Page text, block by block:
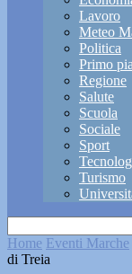
Lavoro
Meteo
Politica
Primo
Regione
Salute
Scuola
Sociale
Sport
Turismo
Home Eventi Marche
di Treia